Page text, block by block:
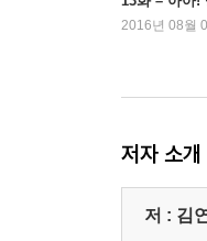
저기, 또 저
3. 2012년
작가의 말
2016년 08월
저자 소개
저 : 김